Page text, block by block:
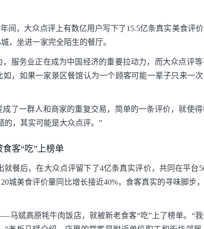
间，大众点评上有数亿用户写下了15.5亿条真实美食评
，坐进一家完全陌生的餐厅。
服务业正在成为中国经济的重要拉动力，而大众点评
，如果一家景区餐馆认为一个顾客可能一辈子只来一
了一群人和商家的重复交易，简单的一条评价，就使得
的，其实可能是大众点评。”
客“吃”上榜单
就餐后，在大众点评留下了4亿条真实评价，共同在平台
城美食评价量同比增长接近40%，食客真实的寻味脚步
马斌高原牦牛肉饭店，就被新老食客“吃”上了榜单。“